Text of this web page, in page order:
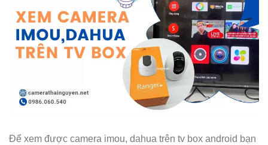
Để xem được camera imou, dahua trên tv box android bạn